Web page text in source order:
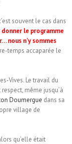
souvent le cas dans
donner le programme
nous n’y sommes
temps accaparée le
Vives. Le travail du
même jusqu’à
Doumergue dans sa
village de
qu’elle était